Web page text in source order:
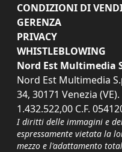
CONDIZIONI DI
GERENZA
PRIVACY
WHISTLEBLOWING
Nord Est Multimedia
Nord Est Multimedia
34, 30171 Venezia
1.432.522,00 C.F.
I diritti delle immagini e
espressamente vietata la
mezzo e l'adattamento